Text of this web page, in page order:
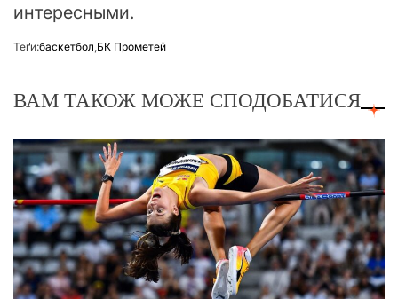
интересными.
Теґи:баскетбол БК Прометей
ВАМ ТАКОЖ МОЖЕ СПОДОБАТИСЯ